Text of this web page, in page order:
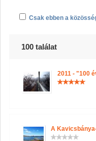
Csak ebben a
100 találat
2011 - "100
A